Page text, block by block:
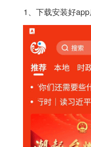
1、下载安装好